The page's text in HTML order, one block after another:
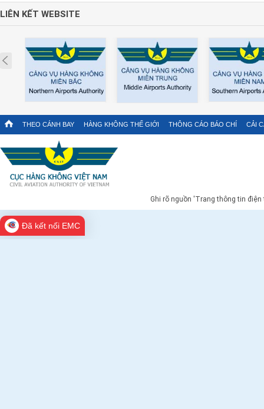
LIÊN KẾT WEBSITE
Prev
THEO CÁNH BAY HÀNG KHÔNG THẾ GIỚI THÔNG CÁO BÁO CHÍ CẢI
Ghi rõ nguồn 'Trang thông tin
Đã kết nối EMC